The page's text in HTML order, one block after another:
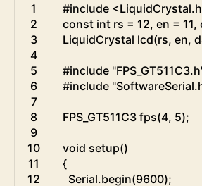
1
2
3
4
5
6
7
8
9
10
11
12
#include
const int rs = 12, en = 11,
LiquidCrystal lcd(rs, en,
#include
#include
FPS GT511C3 fps(4, 5);
void setup()
{
Serial.begin(9600);